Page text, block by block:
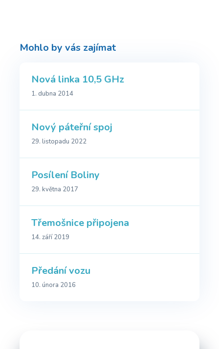
Mohlo by vás zajímat
Nová linka 10,5 GHz
1. dubna 2014
Nový páteřní spoj
29. listopadu 2022
Posílení Boliny
29. května 2017
Třemošnice připojena
14. září 2019
Předání vozu
10. února 2016